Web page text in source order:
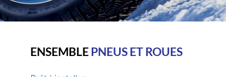
ENSEMBLEPNEUS ET ROUES